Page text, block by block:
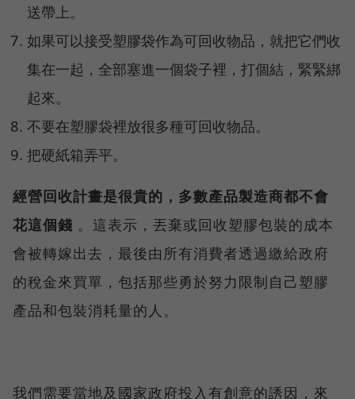
送帶上。
如果可以接受塑膠袋作為可回收物品，就把它們收
集在一起，全部塞進一個袋子裡，打個結，緊緊綁
起來。
不要在塑膠袋裡放很多種可回收物品。
把硬紙箱弄平。
經營回收計畫是很貴的，多數產品製造商都不會
花這個錢 。這表示，丟棄或回收塑膠包裝的成本
會被轉嫁出去，最後由所有消費者透過繳給政府
的稅金來買單，包括那些勇於努力限制自己塑膠
產品和包裝消耗量的人。
我們需要當地及國家政府投入有創意的誘因，來